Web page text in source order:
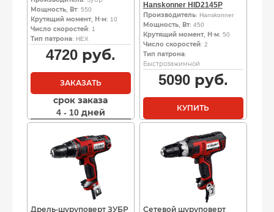
Мощность, Вт: 550
Крутящий момент, Н·м: 10
Число скоростей: 1
Тип патрона: HEX
4720руб.
ЗАКАЗАТЬ
срок заказа
4 - 10 дней
Hanskonner HID2145P
Производитель: Hanskonner
Мощность, Вт: 450
Крутящий момент, Н·м: 50
Число скоростей: 2
Тип патрона:
Быстрозажимной
5090руб.
КУПИТЬ
Дрель-шуруповерт ЗУБР
Сетевой шуруповерт